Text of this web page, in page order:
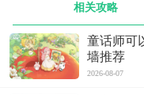
相关攻略
童话师可
墙推荐
2026-08-07